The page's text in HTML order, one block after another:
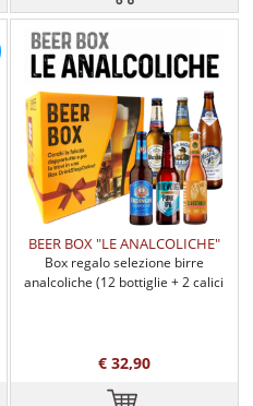
BEER BOX "LE ANALCOLICHE"
Box regalo selezione birre
analcoliche (12 bottiglie + 2 calici
€ 32,90